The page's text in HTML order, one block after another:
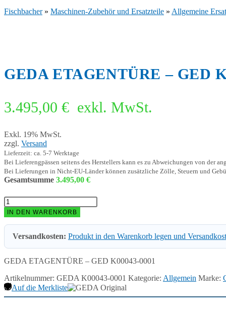
Fischbacher» Maschinen-Zubehör und Ersatzteile » Allgemeine
GEDA ETAGENTÜRE – GED
3.495,00 € exkl. MwSt.
Exkl. 19% MwSt.
zzgl. Versand
Lieferzeit: ca. 5-7 Werktage
Bei Lieferengpässen seitens des Herstellers kann es zu Abweichungen von der
Bei Lieferungen in Nicht-EU-Länder können zusätzliche Zölle, Steuern und
Gesamtsumme 3.495,00 €
GEDA
ETAGENTÜRE
-
GED
K00043-
0001
IN DEN WARENKORB
Versandkosten: Produkt in den Warenkorb legen und
GEDA ETAGENTÜRE – GED K00043-0001
Artikelnummer: GEDA K00043-0001 Kategorie: Allgemein Marke:
Auf die Merkliste